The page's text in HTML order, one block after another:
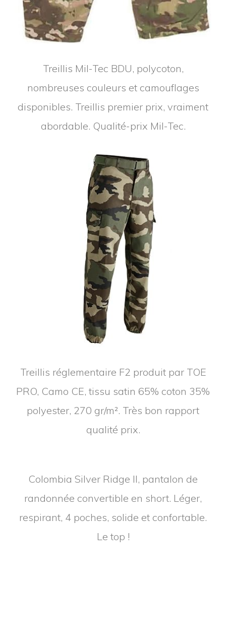
Treillis Mil-Tec BDU, polycoton,
nombreuses couleurs et camouflages
disponibles. Treillis premier prix, vraiment
abordable. Qualité-prix Mil-Tec.
Treillis réglementaire F2 produit par TOE
PRO, Camo CE, tissu satin 65% coton 35%
polyester, 270 gr/m². Très bon rapport
qualité prix.
Colombia Silver Ridge II, pantalon de
randonnée convertible en short. Léger,
respirant, 4 poches, solide et confortable.
Le top !